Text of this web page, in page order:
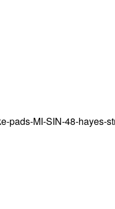
pads-MI-SIN-48-hayes-